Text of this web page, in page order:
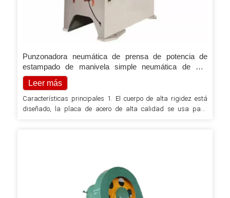
Punzonadora neumática de prensa de potencia de
estampado de manivela simple neumática de alta
precisión
Leer más
Características principales 1. El cuerpo de alta rigidez está
diseñado, la placa de acero de alta calidad se usa para